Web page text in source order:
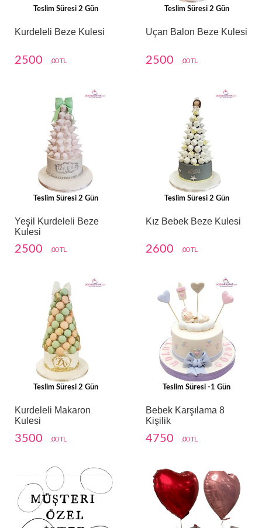
Teslim Süresi 2 Gün
Kurdeleli Beze Kulesi
2500 ,00 TL
Teslim Süresi 2 Gün
Uçan Balon Beze Kulesi
2500 ,00 TL
Teslim Süresi 2 Gün
Yeşil Kurdeleli Beze
Kulesi
2500 ,00 TL
Teslim Süresi 2 Gün
Kız Bebek Beze Kulesi
2600 ,00 TL
Teslim Süresi 2 Gün
Kurdeleli Makaron
Kulesi
3500 ,00 TL
Teslim Süresi -1 Gün
Bebek Karşılama 8
Kişilik
4750 ,00 TL